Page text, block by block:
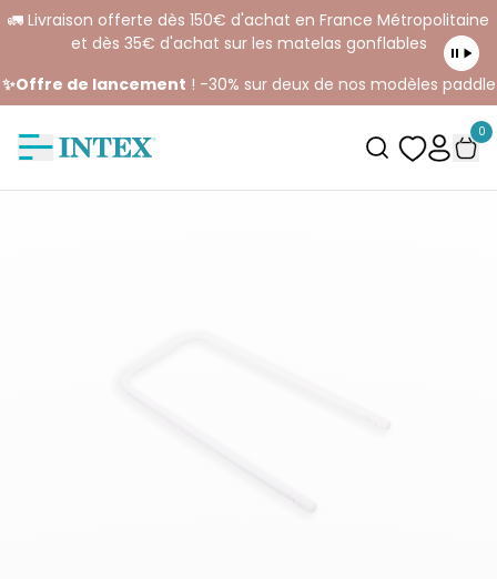
🚛 Livraison offerte dès 150€ d'achat en France Métropolitaine
et dès 35€ d'achat sur les matelas gonflables
✨Offre de lancement ! -30% sur deux de nos modèles paddle
0